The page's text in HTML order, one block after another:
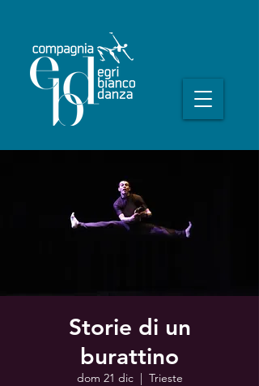
Storie di un
burattino
dom 21 dic
  |
Trieste